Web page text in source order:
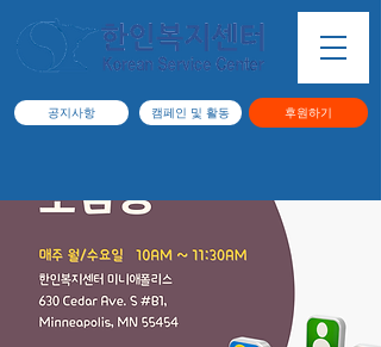
공지사항 캠페인 및 활동 후원하기